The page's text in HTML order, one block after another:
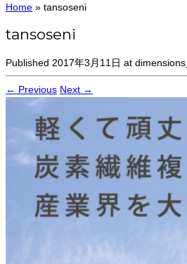
Home » tansoseni
tansoseni
Published 2017年3月11日 at dimensions
← Previous Next →